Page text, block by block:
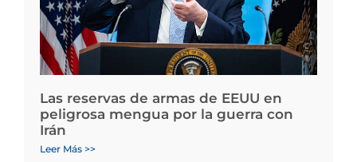
Las reservas de armas de EEUU en
peligrosa mengua por la guerra con
Irán
Leer Más >>